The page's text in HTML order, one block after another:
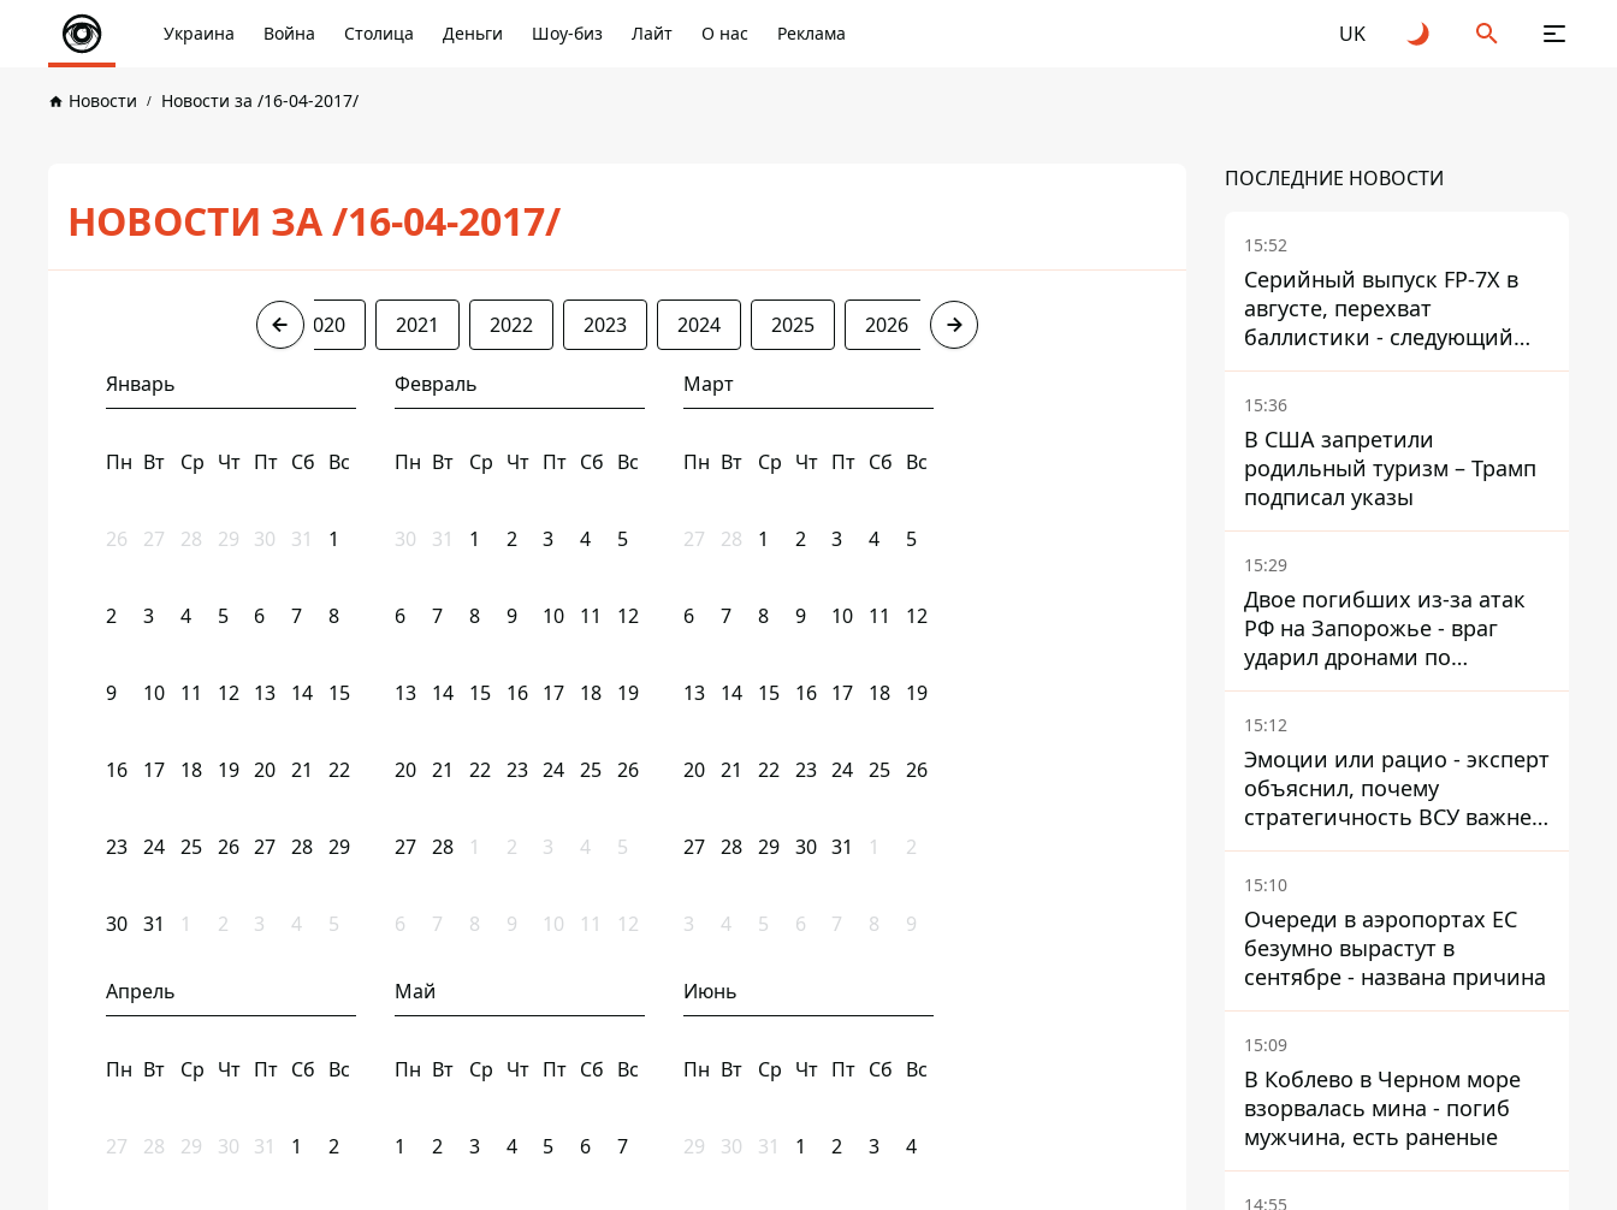
Украина Война Столица Деньги Шоу-биз Лайт О нас Реклама UK
Новости Новости за /16-04-2017/
НОВОСТИ ЗА /16-04-2017/
2020 2021 2022 2023 2024 2025 2026
Январь
Пн Вт Ср Чт Пт Сб Вс
26 27 28 29 30 31 1
2 3 4 5 6 7 8
9 10 11 12 13 14 15
16 17 18 19 20 21 22
23 24 25 26 27 28 29
30 31 1 2 3 4 5
Февраль
Пн Вт Ср Чт Пт Сб Вс
30 31 1 2 3 4 5
6 7 8 9 10 11 12
13 14 15 16 17 18 19
20 21 22 23 24 25 26
27 28 1 2 3 4 5
6 7 8 9 10 11 12
Март
Пн Вт Ср Чт Пт Сб Вс
27 28 1 2 3 4 5
6 7 8 9 10 11 12
13 14 15 16 17 18 19
20 21 22 23 24 25 26
27 28 29 30 31 1 2
3 4 5 6 7 8 9
Апрель
Пн Вт Ср Чт Пт Сб Вс
27 28 29 30 31 1 2
Май
Пн Вт Ср Чт Пт Сб Вс
1 2 3 4 5 6 7
Июнь
Пн Вт Ср Чт Пт Сб Вс
29 30 31 1 2 3 4
ПОСЛЕДНИЕ НОВОСТИ
15:52
Серийный выпуск FP-7X в
августе, перехват
баллистики - следующий
этап - Fire Point
конкретизировало планы
15:36
В США запретили
родильный туризм – Трамп
подписал указы
15:29
Двое погибших из-за атак
РФ на Запорожье - враг
ударил дронами по
автомобилю и поселку
15:12
Эмоции или рацио - эксперт
объяснил, почему
стратегичность ВСУ важнее
эмоциональных атак РФ
15:10
Очереди в аэропортах ЕС
безумно вырастут в
сентябре - названа причина
15:09
В Коблево в Черном море
взорвалась мина - погиб
мужчина, есть раненые
14:55